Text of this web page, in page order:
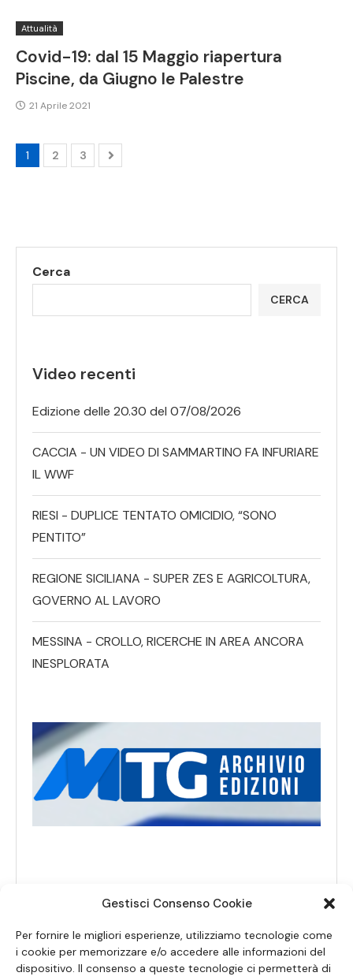
Gestisci Consenso Cookie
Per fornire le migliori esperienze, utilizziamo tecnologie come
i cookie per memorizzare e/o accedere alle informazioni del
dispositivo. Il consenso a queste tecnologie ci permetterà di
Attualità
Covid-19: dal 15 Maggio riapertura
Piscine, da Giugno le Palestre
21 Aprile 2021
1 2 3
Cerca
CERCA
Video recenti
Edizione delle 20.30 del 07/08/2026
CACCIA - UN VIDEO DI SAMMARTINO FA INFURIARE
IL WWF
RIESI - DUPLICE TENTATO OMICIDIO, “SONO
PENTITO”
REGIONE SICILIANA - SUPER ZES E AGRICOLTURA,
GOVERNO AL LAVORO
MESSINA - CROLLO, RICERCHE IN AREA ANCORA
INESPLORATA